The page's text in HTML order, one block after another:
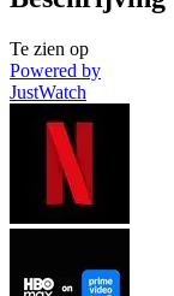
Te zien op
Powered by
JustWatch